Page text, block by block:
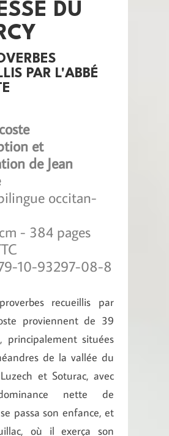
DU
PAR L'ABBÉ
et
de Jean
occitan-
- 384 pages
10-93297-08-8
recueillis par
proviennent de 39
princi­palement situées
de la vallée du
et Soturac, avec
nette de
passa son enfance, et
où il exerça son